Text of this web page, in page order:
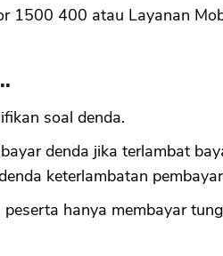
1500 400 atau Layanan
soal denda.
denda jika terlambat
keterlambatan
hanya membayar